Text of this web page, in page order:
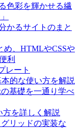
色彩を輝かせる繊
かるサイトのまと
め、HTMLやCSSや
利
レート
的な使い方を解説
基礎を一通り学べ
方を詳しく解説
リッドの実装な